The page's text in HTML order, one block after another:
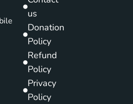
us
Donation
Policy
Refund
Policy
Privacy
Policy